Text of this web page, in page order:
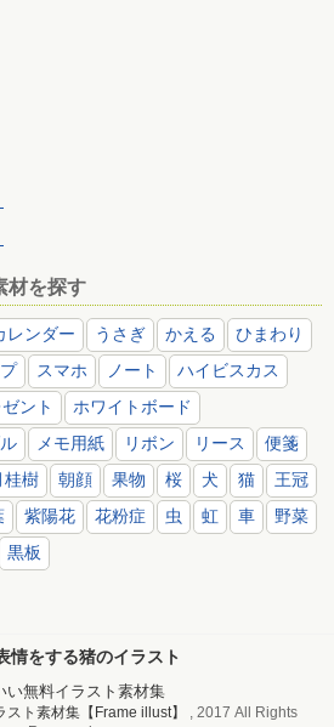
材を探す
レンダー うさぎ かえる
ひまわり
スマホ ノート
ハイビスカス
ント
ホワイトボード
メモ用紙 リボン リース
便箋
桂樹 朝顔 果物 桜 犬 猫
王冠
紫陽花 花粉症 虫 虹 車
野菜
黒板
情をする猪のイラスト
い無料イラスト素材集
ト素材集【Frame illust】
, 2017 All Rights